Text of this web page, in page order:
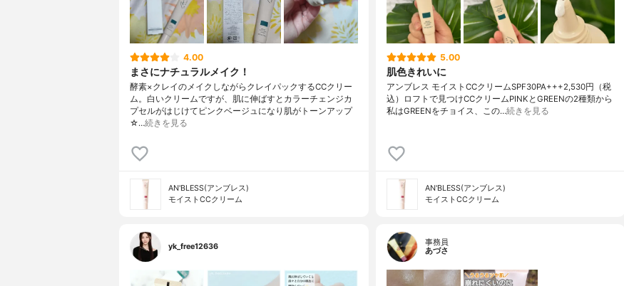
4.00
まさにナチュラルメイク！
酵素×クレイのメイクしながらクレイパックするCCクリー
ム。白いクリームですが、肌に伸ばすとカラーチェンジカ
プセルがはじけてピンクベージュになり肌がトーンアップ
☆…続きを見る
AN'BLESS(アンブレス)
モイストCCクリーム
5.00
肌色きれいに
アンブレス モイストCCクリームSPF30PA+++2,530円（税
込）ロフトで見つけCCクリームPINKとGREENの2種類から
私はGREENをチョイス、この…続きを見る
AN'BLESS(アンブレス)
モイストCCクリーム
yk_free12636
事務員
あづさ